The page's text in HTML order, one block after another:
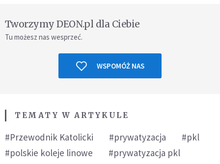
Tworzymy DEON.pl dla Ciebie
Tu możesz nas wesprzeć.
WSPOMÓŻ NAS
TEMATY W ARTYKULE
#Przewodnik Katolicki #prywatyzacja
#pkl
#polskie koleje linowe
#prywatyzacja pkl